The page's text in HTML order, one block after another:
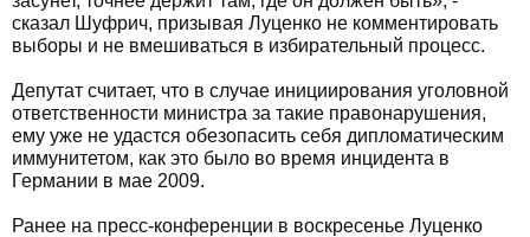
сказал Шуфрич, призывая Луценко не комментировать
выборы и не вмешиваться в избирательный процесс.
Депутат считает, что в случае инициирования уголовной
ответственности министра за такие правонарушения,
ему уже не удастся обезопасить себя дипломатическим
иммунитетом, как это было во время инцидента в
Германии в мае 2009.
Ранее на пресс-конференции в воскресенье Луценко